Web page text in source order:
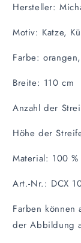
Hersteller:
Motiv: Katze,
Farbe:
Breite: 110 cm
Anzahl der
Höhe der
Material: 100 %
Art.-Nr.: DCX
Farben können
der Abbildung